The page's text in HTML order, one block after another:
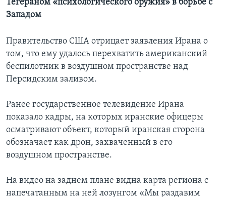
Языки
Тегераном «психологического оружия» в борьбе с
Западом
Правительство США отрицает заявления Ирана о
том, что ему удалось перехватить американский
беспилотник в воздушном пространстве над
Персидским заливом.
Ранее государственное телевидение Ирана
показало кадры, на которых иранские офицеры
осматривают объект, который иранская сторона
обозначает как дрон, захваченный в его
воздушном пространстве.
На видео на заднем плане видна карта региона с
напечатанным на ней лозунгом «Мы раздавим